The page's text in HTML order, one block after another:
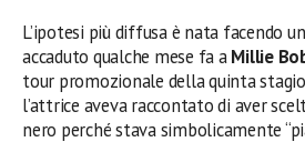
L’ipotesi più diffusa è nata facendo
accaduto qualche mese fa aMillie
tour promozionale della quinta
l’attrice aveva raccontato di aver
nero perché stava simbolicamente